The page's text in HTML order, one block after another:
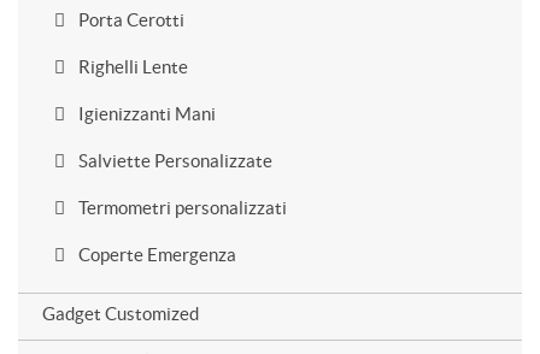
Porta Cerotti
Righelli Lente
Igienizzanti Mani
Salviette Personalizzate
Termometri personalizzati
Coperte Emergenza
Gadget Customized